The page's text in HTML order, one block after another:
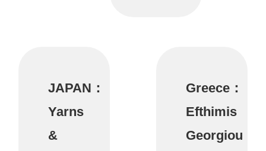
Greece：
Efthimis
Georgiou
JAPAN：
Yarns
&